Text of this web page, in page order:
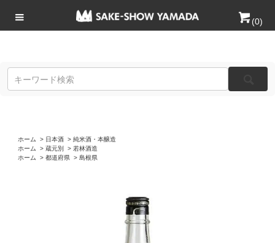
(0)
ホーム > 日本酒 > 純米酒・本醸造
ホーム
> 蔵元別 > 若林酒造
ホーム
> 都道府県 > 島根県